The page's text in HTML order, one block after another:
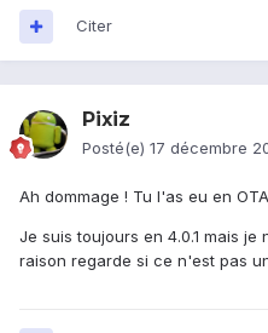
Citer
Pixiz
Posté(e) 17 décembre
Ah dommage ! Tu l'as eu en
Je suis toujours en 4.0.1 mais je
raison regarde si ce n'est pas